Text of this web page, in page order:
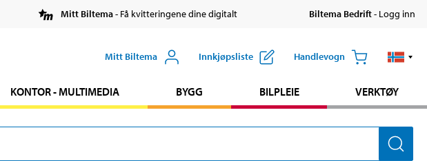
Mitt Biltema- Få kvitteringene dine digitalt Biltema Bedrift- Logg inn
Mitt Biltema Innkjøpsliste Handlevogn
KONTOR - MULTIMEDIA BYGG BILPLEIE VERKTØY